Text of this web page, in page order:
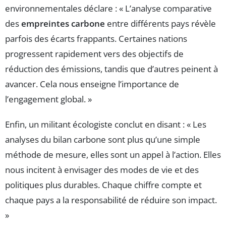
environnementales déclare : « L’analyse comparative
desempreintes carbone entre différents pays révèle
parfois des écarts frappants. Certaines nations
progressent rapidement vers des objectifs de
réduction des émissions, tandis que d’autres peinent à
avancer. Cela nous enseigne l’importance de
l’engagement global. »
Enfin, un militant écologiste conclut en disant : « Les
analyses du bilan carbone sont plus qu’une simple
méthode de mesure, elles sont un appel à l’action. Elles
nous incitent à envisager des modes de vie et des
politiques plus durables. Chaque chiffre compte et
chaque pays a la responsabilité de réduire son impact.
»